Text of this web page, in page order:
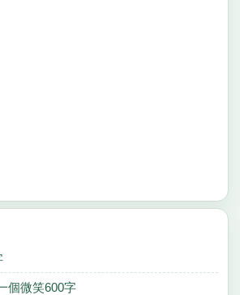
個微笑600字